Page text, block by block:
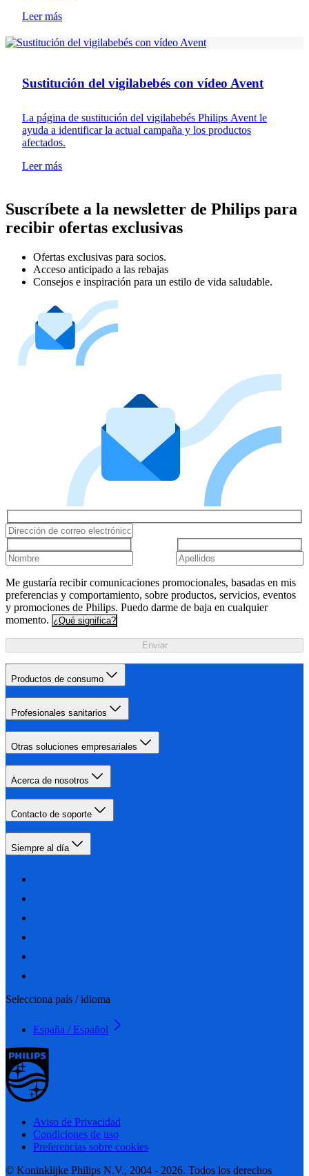
Leer más
Sustitución del vigilabebés con vídeo Avent
La página de sustitución del vigilabebés Philips Avent le
ayuda a identificar la actual campaña y los productos
afectados.
Leer más
Suscríbete a la newsletter de Philips para
recibir ofertas exclusivas
Ofertas exclusivas para socios.
Acceso anticipado a las rebajas
Consejos e inspiración para un estilo de vida saludable.
Me gustaría recibir comunicaciones promocionales, basadas en mis
preferencias y comportamiento, sobre productos, servicios, eventos
y promociones de Philips. Puedo darme de baja en cualquier
momento. ¿Qué significa?
Enviar
Productos de consumo
Profesionales sanitarios
Otras soluciones empresariales
Acerca de nosotros
Contacto de soporte
Siempre al día
Selecciona país / idioma
España / Español
Aviso de Privacidad
Condiciones de uso
Preferencias sobre cookies
© Koninklijke Philips N.V., 2004 - 2026. Todos los derechos